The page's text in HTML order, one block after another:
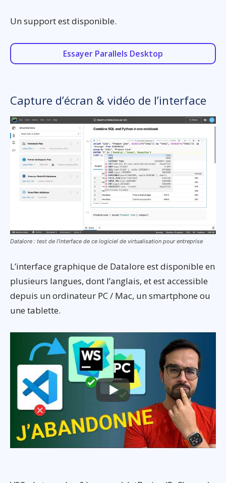
Un support est disponible.
Essayer Parallels Desktop
Capture d’écran & vidéo de l’interface
Datalore : test de l’interface de ce logiciel de virtualisation pour entreprise
L’interface graphique de Datalore est disponible en
plusieurs langues, dont l’anglais, et est accessible
depuis un ordinateur PC / Mac, un smartphone ou
une tablette.